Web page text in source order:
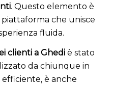
. Questo elemento è
che unisce
fluida.
clienti a Ghediè stato
da chiunque in
è anche